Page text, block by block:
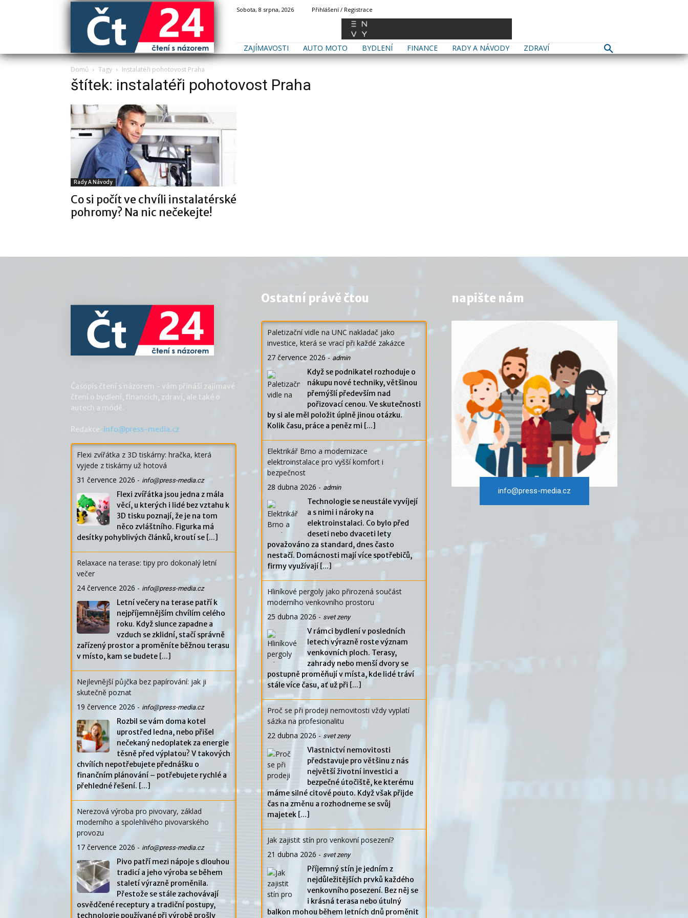
Sobota, 8 srpna, 2026 Přihlášení / Registrace
ZAJÍMAVOSTI AUTO MOTO BYDLENÍ FINANCE RADY A NÁVODY ZDRAVÍ
Domů Tagy Instalatéři pohotovost Praha
štítek: instalatéři pohotovost Praha
Rady A Návody
Co si počít ve chvíli instalatérské
pohromy? Na nic nečekejte!
Časopis čtení s názorem - vám přináší zajímavé
čtení o bydlení, financích, zdraví, ale také o
autech a módě.
Redakce: info@press-media.cz
Flexi zvířátka z 3D tiskárny: hračka, která
vyjede z tiskárny už hotová
31 července 2026 - info@press-media.cz
Flexi zvířátka jsou jedna z mála
věcí, u kterých i lidé bez vztahu k
3D tisku poznají, že je na tom
něco zvláštního. Figurka má
desítky pohyblivých článků, kroutí se [...]
Relaxace na terase: tipy pro dokonalý letní
večer
24 července 2026 - info@press-media.cz
Letní večery na terase patří k
nejpříjemnějším chvílím celého
roku. Když slunce zapadne a
vzduch se zklidní, stačí správně
zařízený prostor a proměníte běžnou terasu
v místo, kam se budete [...]
Nejlevnější půjčka bez papírování: jak ji
skutečně poznat
19 července 2026 - info@press-media.cz
Rozbil se vám doma kotel
uprostřed ledna, nebo přišel
nečekaný nedoplatek za energie
těsně před výplatou? V takových
chvílích nepotřebujete přednášku o
finančním plánování – potřebujete rychlé a
přehledné řešení. [...]
Nerezová výroba pro pivovary, základ
moderního a spolehlivého pivovarského
provozu
17 července 2026 - info@press-media.cz
Pivo patří mezi nápoje s dlouhou
tradicí a jeho výroba se během
staletí výrazně proměnila.
Přestože se stále zachovávají
osvědčené receptury a tradiční postupy,
technologie používané při výrobě prošly
Ostatní právě čtou
Paletizační vidle na UNC nakladač jako
investice, která se vrací při každé zakázce
27 července 2026- admin
Když se podnikatel rozhoduje o
nákupu nové techniky, většinou
přemýšlí především nad
pořizovací cenou. Ve skutečnosti
by si ale měl položit úplně jinou otázku.
Kolik času, práce a peněz mi [...]
Elektrikář Brno a modernizace
elektroinstalace pro vyšší komfort i
bezpečnost
28 dubna 2026 - admin
Technologie se neustále vyvíjejí
a s nimi i nároky na
elektroinstalaci. Co bylo před
deseti nebo dvaceti lety
považováno za standard, dnes často
nestačí. Domácnosti mají více spotřebičů,
firmy využívají [...]
Hliníkové pergoly jako přirozená součást
moderního venkovního prostoru
25 dubna 2026 - svet zeny
V rámci bydlení v posledních
letech výrazně roste význam
venkovních ploch. Terasy,
zahrady nebo menší dvory se
postupně proměňují v místa, kde lidé tráví
stále více času, ať už při [...]
Proč se při prodeji nemovitosti vždy vyplatí
sázka na profesionalitu
22 dubna 2026 - svet zeny
Vlastnictví nemovitosti
představuje pro většinu z nás
největší životní investici a
bezpečné útočiště, ke kterému
máme silné citové pouto. Když však přijde
čas na změnu a rozhodneme se svůj
majetek [...]
Jak zajistit stín pro venkovní posezení?
21 dubna 2026 - svet zeny
Příjemný stín je jedním z
nejdůležitějších prvků každého
venkovního posezení. Bez něj se
i krásná terasa nebo útulný
balkon mohou během letních dnů proměnit
napište nám
info@press-media.cz